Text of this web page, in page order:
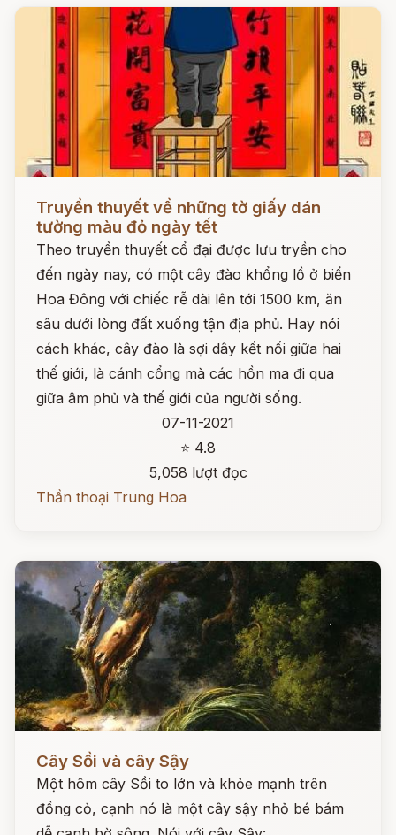
Đọc ngay
Truyền thuyết về những tờ giấy dán
tường màu đỏ ngày tết
Theo truyền thuyết cổ đại được lưu tryền cho
đến ngày nay, có một cây đào khổng lồ ở biển
Hoa Đông với chiếc rễ dài lên tới 1500 km, ăn
sâu dưới lòng đất xuống tận địa phủ. Hay nói
cách khác, cây đào là sợi dây kết nối giữa hai
thế giới, là cánh cổng mà các hồn ma đi qua
giữa âm phủ và thế giới của người sống.
07-11-2021
⭐ 4.8
5,058 lượt đọc
Thần thoại Trung Hoa
Cây Sồi và cây Sậy
Một hôm cây Sồi to lớn và khỏe mạnh trên
đồng cỏ, cạnh nó là một cây sậy nhỏ bé bám